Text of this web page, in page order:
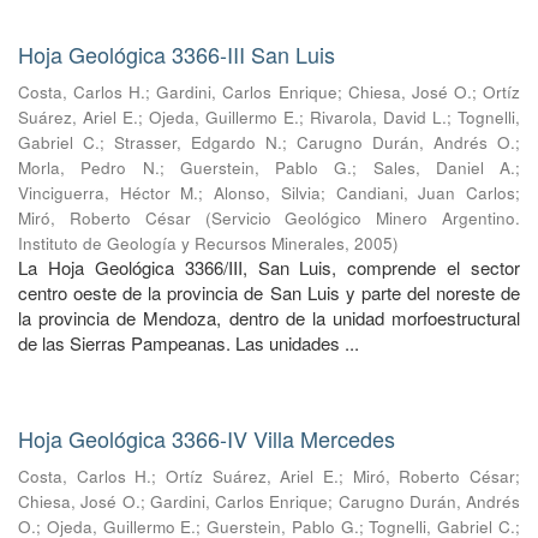
Hoja Geológica 3366-III San Luis
Costa, Carlos H.;Gardini, Carlos Enrique; Chiesa, José O.;Ortíz
Suárez, Ariel E.; Ojeda, Guillermo E.; Rivarola, David L.; Tognelli,
Gabriel C.; Strasser, Edgardo N.; Carugno Durán, Andrés O.;
Morla, Pedro N.; Guerstein, Pablo G.; Sales, Daniel A.;
Vinciguerra, Héctor M.;Alonso, Silvia; Candiani, Juan Carlos;
Miró, Roberto César
(Servicio Geológico Minero Argentino.
Instituto de Geología y Recursos Minerales, 2005)
La Hoja Geológica 3366/III, San Luis, comprende el sector
centro oeste de la provincia de San Luis y parte del noreste de
la provincia de Mendoza, dentro de la unidad morfoestructural
de las Sierras Pampeanas. Las unidades ...
Hoja Geológica 3366-IV Villa Mercedes
Costa, Carlos H.;Ortíz Suárez, Ariel E.; Miró, Roberto César;
Chiesa, José O.; Gardini, Carlos Enrique; Carugno Durán, Andrés
O.; Ojeda, Guillermo E.;Guerstein, Pablo G.;Tognelli, Gabriel C.;